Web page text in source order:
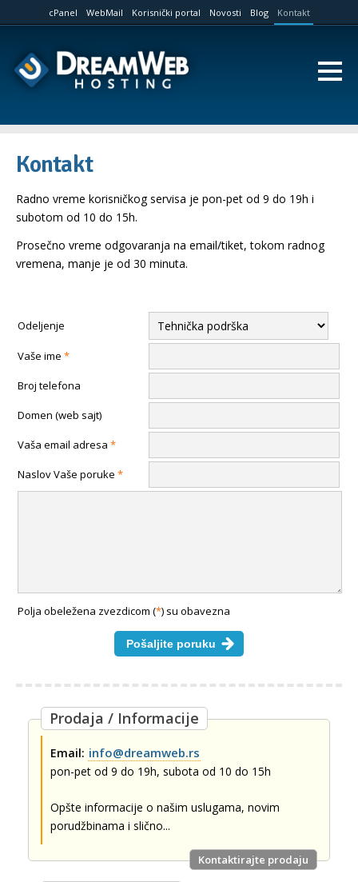
cPanel WebMail Korisnički portal Novosti Blog Kontakt
Kontakt
Radno vreme korisničkog servisa je pon-pet od 9 do 19h i
subotom od 10 do 15h.
Prosečno vreme odgovaranja na email/tiket, tokom radnog
vremena, manje je od 30 minuta.
Odeljenje
Vaše ime *
Broj telefona
Domen (web sajt)
Vaša email adresa *
Naslov Vaše poruke *
Polja obeležena zvezdicom (*) su obavezna
Prodaja / Informacije
Email: info@dreamweb.rs
pon-pet od 9 do 19h, subota od 10 do 15h
Opšte informacije o našim uslugama, novim
porudžbinama i slično...
Kontaktirajte prodaju